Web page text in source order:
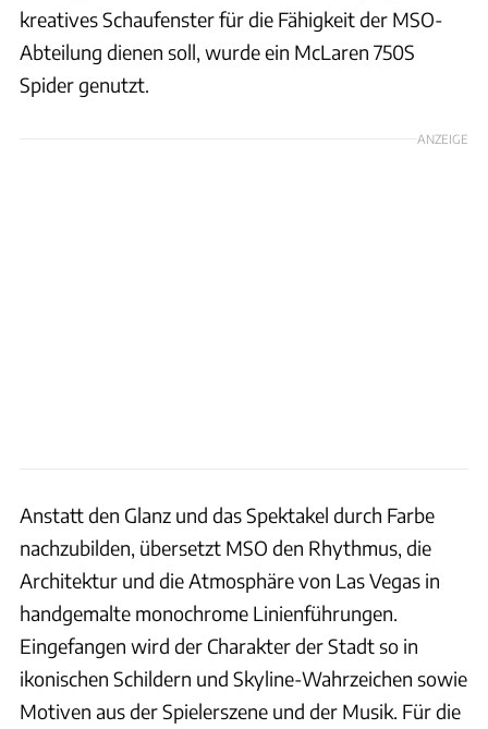
kreatives Schaufenster für die Fähigkeit der MSO-
Abteilung dienen soll, wurde ein McLaren 750S
Spider genutzt.
ANZEIGE
Anstatt den Glanz und das Spektakel durch Farbe
nachzubilden, übersetzt MSO den Rhythmus, die
Architektur und die Atmosphäre von Las Vegas in
handgemalte monochrome Linienführungen.
Eingefangen wird der Charakter der Stadt so in
ikonischen Schildern und Skyline-Wahrzeichen sowie
Motiven aus der Spielerszene und der Musik. Für die